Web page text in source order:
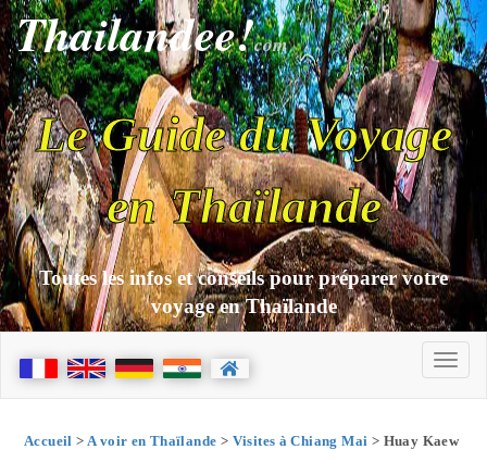
Thailandee!com
Le Guide du Voyage
en Thaïlande
Toutes les infos et conseils pour préparer votre
voyage en Thaïlande
Accueil > A voir en Thaïlande > Visites à Chiang Mai > Huay Kaew